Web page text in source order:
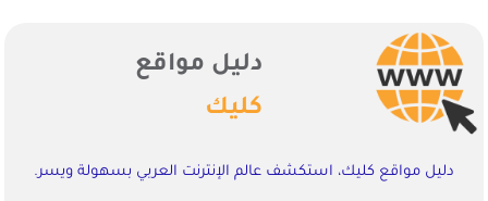
دليل مواقع
كليك
دليل مواقع كليك، استكشف عالم الإنترنت العربي بسهولة ويسر.